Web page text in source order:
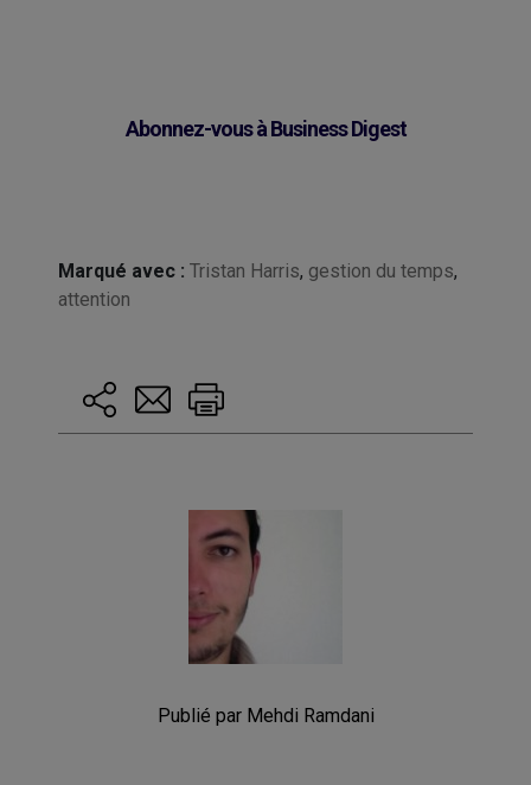
Abonnez-vous à Business Digest
Marqué avec : Tristan Harris, gestion du temps,
attention
Publié par Mehdi Ramdani